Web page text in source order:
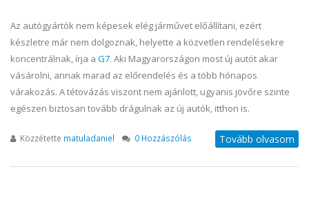
Az autógyártók nem képesek elég járművet előállítani, ezért
készletre már nem dolgoznak, helyette a közvetlen rendelésekre
koncentrálnak, írja a G7. Aki Magyarországon most új autót akar
vásárolni, annak marad az előrendelés és a több hónapos
várakozás. A tétovázás viszont nem ajánlott, ugyanis jövőre szinte
egészen biztosan tovább drágulnak az új autók, itthon is.
Közzétette matuladaniel 0 Hozzászólás Tovább olvasom